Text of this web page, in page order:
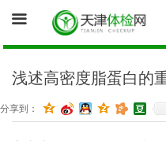
끀
首页
询底价（医院体检中心为
促销体检卡
体检资讯
浅述高密度脂蛋白的
分享到：